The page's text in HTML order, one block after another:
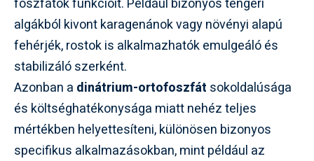
algákból kivont karagenánok vagy növényi alapú
fehérjék, rostok is alkalmazhatók emulgeáló és
stabilizáló szerként.
Azonban a dinátrium-ortofoszfát sokoldalúsága
és költséghatékonysága miatt nehéz teljes
mértékben helyettesíteni, különösen bizonyos
specifikus alkalmazásokban, mint például az